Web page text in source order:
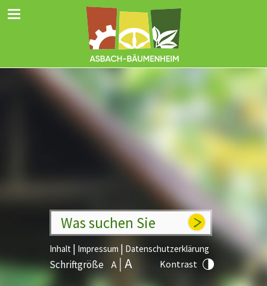
Was suchen Sie
Inhalt | Impressum | Datenschutzerklärung
Schriftgröße Kontrast